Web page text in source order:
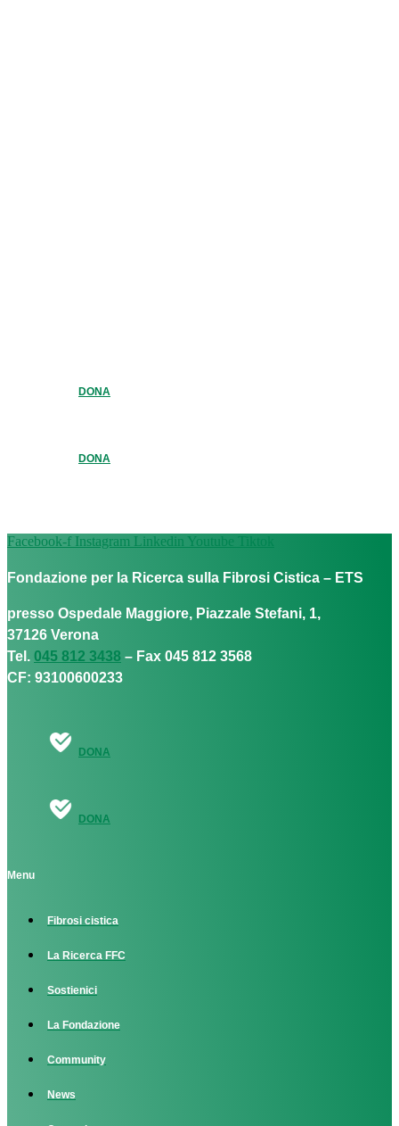
DONA
DONA
Facebook-f Instagram Linkedin Youtube Tiktok
Fondazione per la Ricerca sulla Fibrosi Cistica – ETS
presso Ospedale Maggiore, Piazzale Stefani, 1,
37126 Verona
Tel. 045 812 3438 – Fax 045 812 3568
CF: 93100600233
DONA
DONA
Menu
Fibrosi cistica
La Ricerca FFC
Sostienici
La Fondazione
Community
News